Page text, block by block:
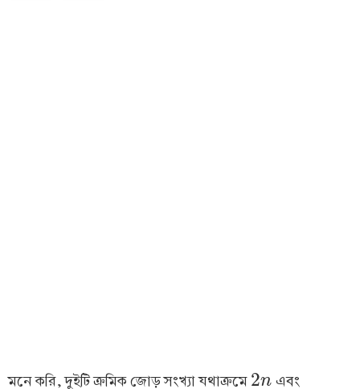
মনে করি, দুইটি ক্রমিক জোড় সংখ্যা যথাক্রমে 2n
2n এবং